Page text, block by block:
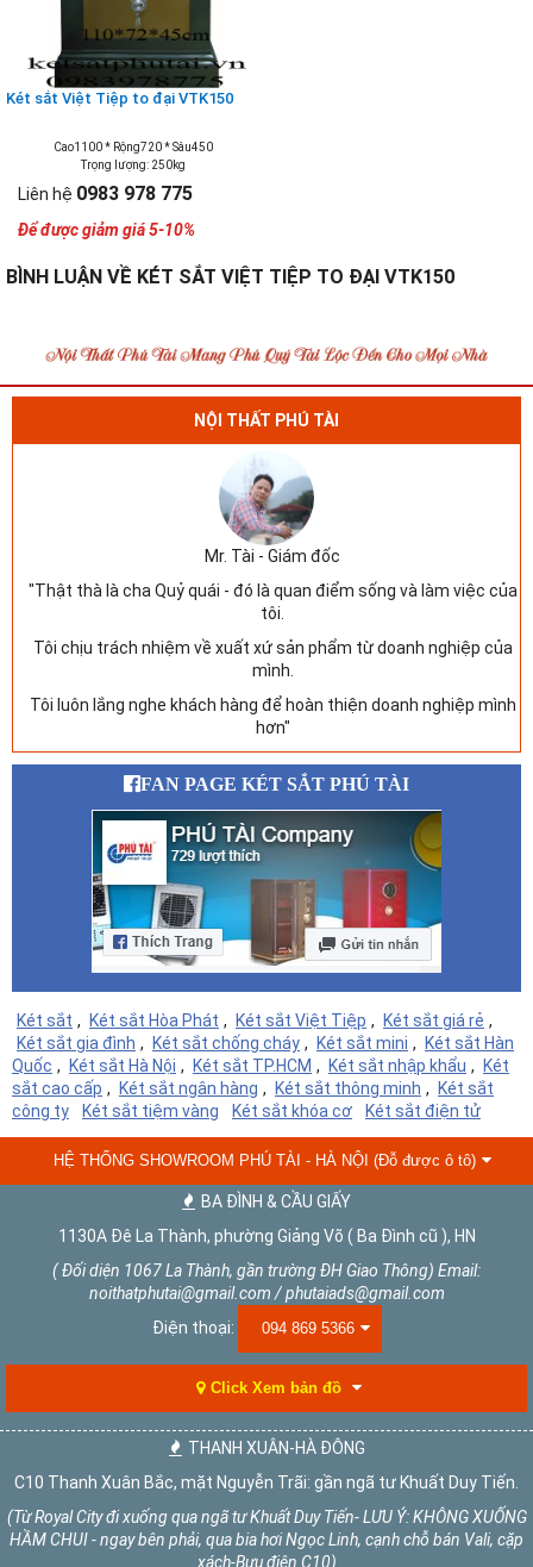
Két sắt Việt Tiệp to đại VTK150
Cao1100 * Rộng720 * Sâu450
Trọng lượng: 250kg
Liên hệ 0983 978 775
Để được giảm giá 5-10%
BÌNH LUẬN VỀ KÉT SẮT VIỆT TIỆP TO ĐẠI VTK150
NỘI THẤT PHÚ TÀI
Mr. Tài - Giám đốc
"Thật thà là cha Quỷ quái - đó là quan điểm sống và làm việc của
tôi.
Tôi chịu trách nhiệm về xuất xứ sản phẩm từ doanh nghiệp của
mình.
Tôi luôn lắng nghe khách hàng để hoàn thiện doanh nghiệp mình
hơn"
FAN PAGE KÉT SẮT PHÚ TÀI
Két sắt , Két sắt Hòa Phát , Két sắt Việt Tiệp , Két sắt giá rẻ ,
Két sắt gia đình , Két sắt chống cháy , Két sắt mini ,
Két sắt Hàn
Quốc , Két sắt Hà Nội , Két sắt TP.HCM , Két sắt nhập khẩu ,
Két
sắt cao cấp , Két sắt ngân hàng , Két sắt thông minh ,
Két sắt
công ty
Két sắt tiệm vàng Két sắt khóa cơ Két sắt điện tử
HỆ THỐNG SHOWROOM PHÚ TÀI - HÀ NỘI (Đỗ được ô tô)
BA ĐÌNH & CẦU GIẤY
1130A Đê La Thành, phường Giảng Võ ( Ba Đình cũ ), HN
( Đối diện 1067 La Thành, gần trường ĐH Giao Thông) Email:
noithatphutai@gmail.com / phutaiads@gmail.com
Điện thoại:
094 869 5366
Click Xem bản đồ
THANH XUÂN-HÀ ĐÔNG
C10 Thanh Xuân Bắc, mặt Nguyễn Trãi: gần ngã tư Khuất Duy Tiến.
(Từ Royal City đi xuống qua ngã tư Khuất Duy Tiến- LƯU Ý: KHÔNG XUỐNG
HẦM CHUI - ngay bên phải, qua bia hơi Ngọc Linh, cạnh chỗ bán Vali, cặp
xách-Bưu điện C10)